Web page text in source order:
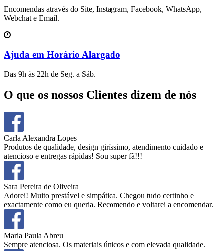
Encomendas através do Site, Instagram, Facebook, WhatsApp,
Webchat e Email.
Ajuda em Horário Alargado
Das 9h às 22h de Seg. a Sáb.
O que os nossos Clientes dizem de nós
Carla Alexandra Lopes
Produtos de qualidade, design giríssimo, atendimento cuidado e
atencioso e entregas rápidas! Sou super fã!!!
Sara Pereira de Oliveira
Adorei! Muito prestável e simpática. Chegou tudo certinho e
exactamente como eu queria. Recomendo e voltarei a encomendar.
Maria Paula Abreu
Sempre atenciosa. Os materiais únicos e com elevada qualidade.